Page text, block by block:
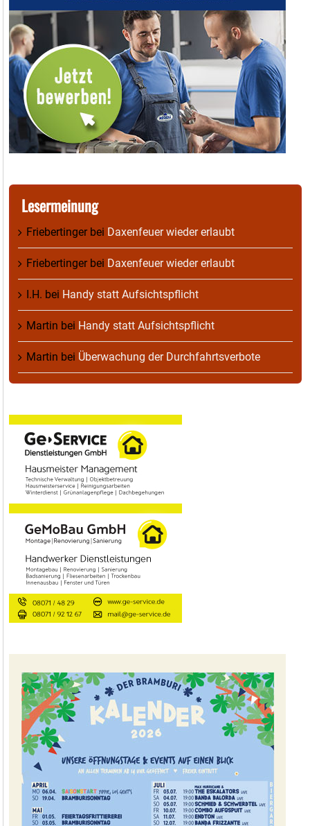
Lesermeinung
Friebertingerbei Daxenfeuer wieder erlaubt
Friebertingerbei Daxenfeuer wieder erlaubt
I.H. bei Handy statt Aufsichtspflicht
Martin bei Handy statt Aufsichtspflicht
Martin bei Überwachung der Durchfahrtsverbote